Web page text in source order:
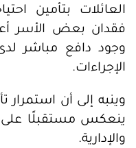
العائلات بتأمين
فقدان بعض الأسر
وجود دافع مباشر
الإجراءات.
وينبه إلى أن استمرار
ينعكس مستقبلًا على
والإدارية.